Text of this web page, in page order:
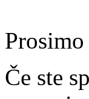
Če ste